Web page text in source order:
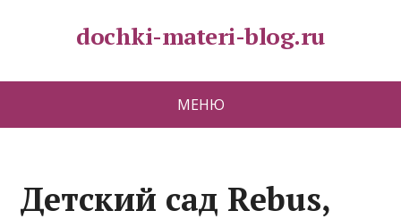
dochki-materi-blog.ru
МЕНЮ
Детский сад Rebus,